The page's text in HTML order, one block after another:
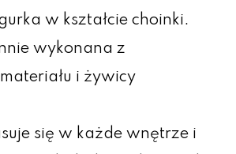
w kształcie choinki.
wykonana z
i żywicy
się w każde wnętrze i